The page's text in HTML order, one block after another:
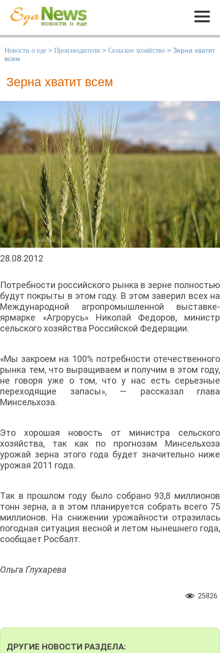
Меню
Новости о еде > Производители > Сельское хозяйство > Зерна хватит
всем
Зерна хватит всем
28.08.2012
Потребности российского рынка в зерне полностью
будут покрыты в этом году. В этом заверил всех на
Международной агропромышленной выставке-
ярмарке «Агрорусь» Николай Федоров, министр
сельского хозяйства Российской Федерации.
«Мы закроем на 100% потребности отечественного
рынка тем, что выращиваем и получим в этом году,
не говоря уже о том, что у нас есть серьезные
переходящие запасы», — рассказал глава
Минсельхоза.
Это хорошая новость от министра сельского
хозяйства, так как по прогнозам Минсельхоза
урожай зерна этого года будет значительно ниже
урожая 2011 года.
Так в прошлом году было собрано 93,8 миллионов
тонн зерна, а в этом планируется собрать всего 75
миллионов. На снижении урожайности отразилась
погодная ситуация весной и летом нынешнего года,
сообщает Росбалт.
Ольга Глухарева
25826
ДРУГИЕ НОВОСТИ РАЗДЕЛА: